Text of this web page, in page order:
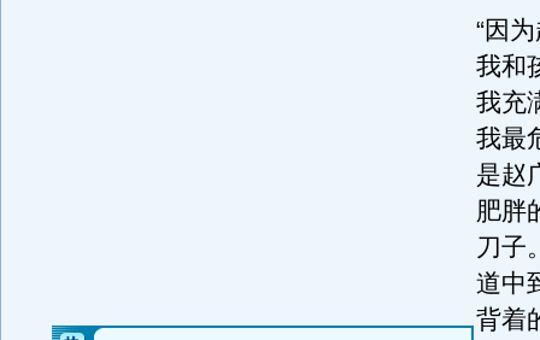
“因
我和
我充
我最
是赵
肥胖
刀子
道中
背着